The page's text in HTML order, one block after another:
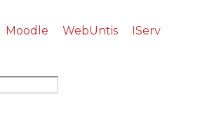
Moodle WebUntis IServ